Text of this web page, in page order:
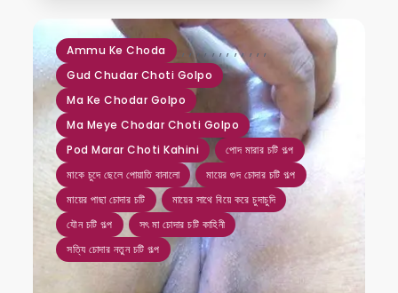
Ammu Ke Choda ,
Gud Chudar Choti Golpo
,
Ma Ke Chodar Golpo
,
Ma Meye Chodar Choti Golpo
,
Pod Marar Choti Kahini
,
পোদ মারার চটি গল্প
,
মাকে চুদে ছেলে পোয়াতি বানালো
,
মায়ের গুদ চোদার চটি গল্প
,
মায়ের পাছা চোদার চটি
,
মায়ের সাথে বিয়ে করে চুদাচুদি
,
যৌন চটি গল্প
,
সৎ মা চোদার চটি কাহিনী
,
সত্যি চোদার নতুন চটি গল্প